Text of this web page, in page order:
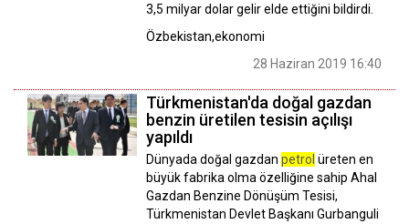
3,5 milyar dolar gelir elde ettiğini bildirdi.
Özbekistan,ekonomi
28 Haziran 2019 16:40
Türkmenistan'da doğal gazdan
benzin üretilen tesisin açılışı
yapıldı
Dünyada doğal gazdan petrol üreten en
büyük fabrika olma özelliğine sahip Ahal
Gazdan Benzine Dönüşüm Tesisi,
Türkmenistan Devlet Başkanı Gurbanguli